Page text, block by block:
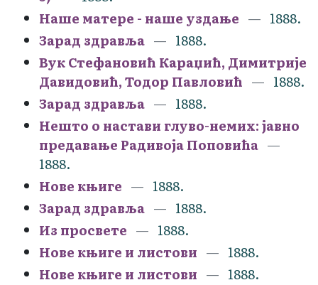
Наше матере - наше уздање
1888.
Зарад здравља
1888.
Вук Стефановић Караџић, Димитрије
Давидовић, Тодор Павловић
1888.
Зарад здравља
1888.
Нешто о настави глуво-немих: јавно
предавање Радивоја Поповића
1888.
Нове књиге
1888.
Зарад здравља
1888.
Из просвете
1888.
Нове књиге и листови
1888.
Нове књиге и листови
1888.